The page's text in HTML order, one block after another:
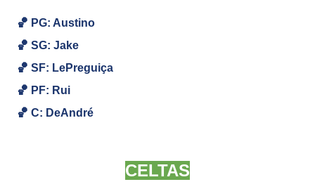
🏀 PG: Austino
🏀 SG: Jake
🏀 SF: LePreguiça
🏀 PF: Rui
🏀 C: DeAndré
CELTAS